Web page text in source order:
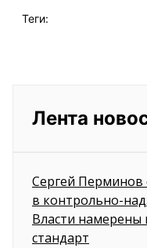
Теги:
Лента
Сергей Перминов
в контрольно-
Власти намерены
стандарт